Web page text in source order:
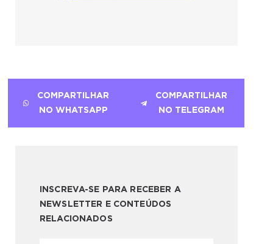
COMPARTILHAR
NO WHATSAPP
COMPARTILHAR
NO TELEGRAM
INSCREVA-SE PARA RECEBER A
NEWSLETTER E CONTEÚDOS
RELACIONADOS